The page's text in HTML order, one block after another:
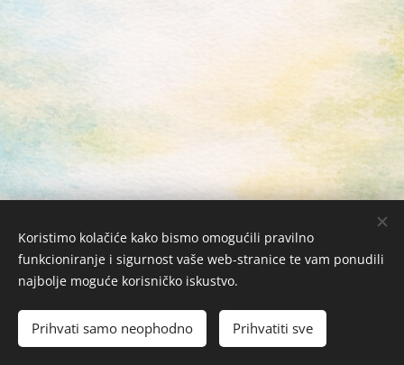
Žabac Bubi j.d.o.o. © 2026 Sva prava zadržana
Kolačići
Koristimo kolačiće kako bismo omogućili pravilno
funkcioniranje i sigurnost vaše web-stranice te vam ponudili
najbolje moguće korisničko iskustvo.
Prihvati samo neophodno Prihvatiti sve